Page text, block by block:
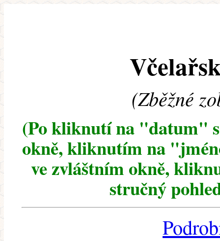
(Zběžné
(Po kliknutí na "datum"
okně, kliknutím na
ve zvláštním okně,
stručný